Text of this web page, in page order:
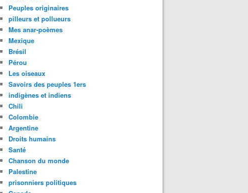
Peuples originaires
pilleurs et pollueurs
Mes anar-poèmes
Mexique
Brésil
Pérou
Les oiseaux
Savoirs des peuples 1ers
indigènes et indiens
Chili
Colombie
Argentine
Droits humains
Santé
Chanson du monde
Palestine
prisonniers politiques